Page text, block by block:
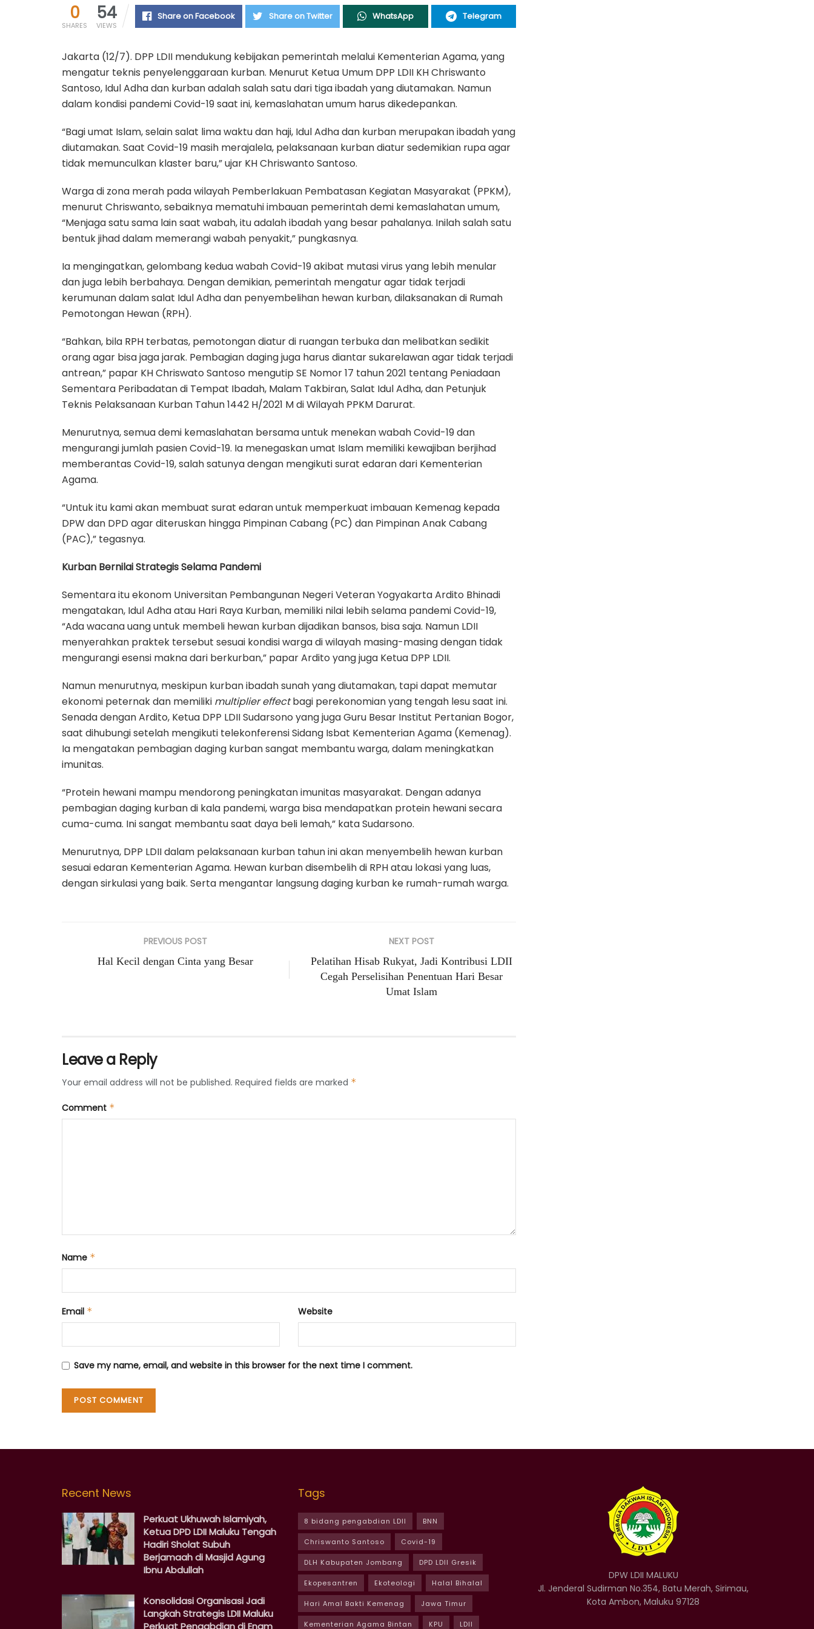
0
SHARES
54
VIEWS
Share on Facebook Share on Twitter WhatsApp Telegram
Jakarta (12/7). DPP LDII mendukung kebijakan pemerintah melalui Kementerian Agama, yang
mengatur teknis penyelenggaraan kurban. Menurut Ketua Umum DPP LDII KH Chriswanto
Santoso, Idul Adha dan kurban adalah salah satu dari tiga ibadah yang diutamakan. Namun
dalam kondisi pandemi Covid-19 saat ini, kemaslahatan umum harus dikedepankan.
“Bagi umat Islam, selain salat lima waktu dan haji, Idul Adha dan kurban merupakan ibadah yang
diutamakan. Saat Covid-19 masih merajalela, pelaksanaan kurban diatur sedemikian rupa agar
tidak memunculkan klaster baru,” ujar KH Chriswanto Santoso.
Warga di zona merah pada wilayah Pemberlakuan Pembatasan Kegiatan Masyarakat (PPKM),
menurut Chriswanto, sebaiknya mematuhi imbauan pemerintah demi kemaslahatan umum,
“Menjaga satu sama lain saat wabah, itu adalah ibadah yang besar pahalanya. Inilah salah satu
bentuk jihad dalam memerangi wabah penyakit,” pungkasnya.
Ia mengingatkan, gelombang kedua wabah Covid-19 akibat mutasi virus yang lebih menular
dan juga lebih berbahaya. Dengan demikian, pemerintah mengatur agar tidak terjadi
kerumunan dalam salat Idul Adha dan penyembelihan hewan kurban, dilaksanakan di Rumah
Pemotongan Hewan (RPH).
“Bahkan, bila RPH terbatas, pemotongan diatur di ruangan terbuka dan melibatkan sedikit
orang agar bisa jaga jarak. Pembagian daging juga harus diantar sukarelawan agar tidak terjadi
antrean,” papar KH Chriswato Santoso mengutip SE Nomor 17 tahun 2021 tentang Peniadaan
Sementara Peribadatan di Tempat Ibadah, Malam Takbiran, Salat Idul Adha, dan Petunjuk
Teknis Pelaksanaan Kurban Tahun 1442 H/2021 M di Wilayah PPKM Darurat.
Menurutnya, semua demi kemaslahatan bersama untuk menekan wabah Covid-19 dan
mengurangi jumlah pasien Covid-19. Ia menegaskan umat Islam memiliki kewajiban berjihad
memberantas Covid-19, salah satunya dengan mengikuti surat edaran dari Kementerian
Agama.
“Untuk itu kami akan membuat surat edaran untuk memperkuat imbauan Kemenag kepada
DPW dan DPD agar diteruskan hingga Pimpinan Cabang (PC) dan Pimpinan Anak Cabang
(PAC),” tegasnya.
Kurban Bernilai Strategis Selama Pandemi
Sementara itu ekonom Universitan Pembangunan Negeri Veteran Yogyakarta Ardito Bhinadi
mengatakan, Idul Adha atau Hari Raya Kurban, memiliki nilai lebih selama pandemi Covid-19,
“Ada wacana uang untuk membeli hewan kurban dijadikan bansos, bisa saja. Namun LDII
menyerahkan praktek tersebut sesuai kondisi warga di wilayah masing-masing dengan tidak
mengurangi esensi makna dari berkurban,” papar Ardito yang juga Ketua DPP LDII.
Namun menurutnya, meskipun kurban ibadah sunah yang diutamakan, tapi dapat memutar
ekonomi peternak dan memiliki multiplier effectbagi perekonomian yang tengah lesu saat ini.
Senada dengan Ardito, Ketua DPP LDII Sudarsono yang juga Guru Besar Institut Pertanian Bogor,
saat dihubungi setelah mengikuti telekonferensi Sidang Isbat Kementerian Agama (Kemenag).
Ia mengatakan pembagian daging kurban sangat membantu warga, dalam meningkatkan
imunitas.
“Protein hewani mampu mendorong peningkatan imunitas masyarakat. Dengan adanya
pembagian daging kurban di kala pandemi, warga bisa mendapatkan protein hewani secara
cuma-cuma. Ini sangat membantu saat daya beli lemah,” kata Sudarsono.
Menurutnya, DPP LDII dalam pelaksanaan kurban tahun ini akan menyembelih hewan kurban
sesuai edaran Kementerian Agama. Hewan kurban disembelih di RPH atau lokasi yang luas,
dengan sirkulasi yang baik. Serta mengantar langsung daging kurban ke rumah-rumah warga.
PREVIOUS POST
Hal Kecil dengan Cinta yang Besar
NEXT POST
Pelatihan Hisab Rukyat, Jadi Kontribusi LDII
Cegah Perselisihan Penentuan Hari Besar
Umat Islam
Leave a Reply
Your email address will not be published. Required fields are marked *
Comment *
Name *
Email * Website
Save my name, email, and website in this browser for the next time I comment.
Recent News
Perkuat Ukhuwah Islamiyah,
Ketua DPD LDII Maluku Tengah
Hadiri Sholat Subuh
Berjamaah di Masjid Agung
Ibnu Abdullah
Konsolidasi Organisasi Jadi
Langkah Strategis LDII Maluku
Perkuat Pengabdian di Enam
Tags
8 bidang pengabdian LDII BNN
Chriswanto Santoso Covid-19
DLH Kabupaten Jombang DPD LDII Gresik
Ekopesantren Ekoteologi Halal Bihalal
Hari Amal Bakti Kemenag Jawa Timur
Kementerian Agama Bintan KPU LDII
DPW LDII MALUKU
Jl. Jenderal Sudirman No.354, Batu Merah, Sirimau,
Kota Ambon, Maluku 97128